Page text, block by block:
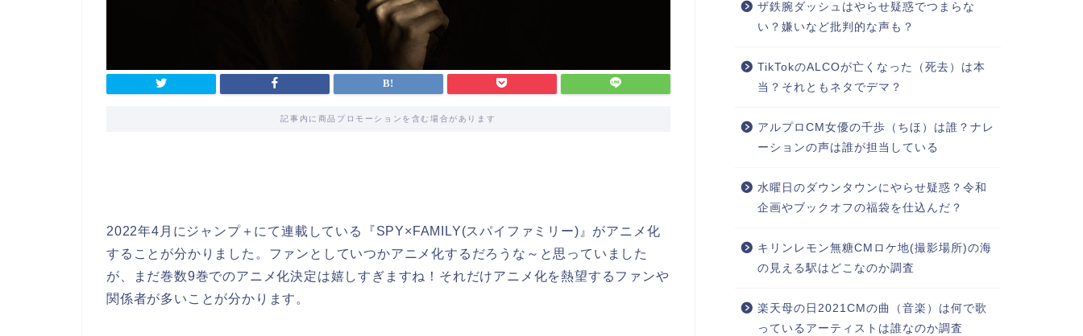
記事内に商品プロモーションを含む場合があります
2022年4月にジャンプ＋にて連載している『SPY×FAMILY(スパイファミリー)』がアニメ化
することが分かりました。ファンとしていつかアニメ化するだろうな～と思っていました
が、まだ巻数9巻でのアニメ化決定は嬉しすぎますね！それだけアニメ化を熱望するファンや
関係者が多いことが分かります。
ザ鉄腕ダッシュはやらせ疑惑でつまらな
い？嫌いなど批判的な声も？
TikTokのALCOが亡くなった（死去）は本
当？それともネタでデマ？
アルプロCM女優の千歩（ちほ）は誰？ナレ
ーションの声は誰が担当している
水曜日のダウンタウンにやらせ疑惑？令和
企画やブックオフの福袋を仕込んだ？
キリンレモン無糖CMロケ地(撮影場所)の海
の見える駅はどこなのか調査
楽天母の日2021CMの曲（音楽）は何で歌
っているアーティストは誰なのか調査